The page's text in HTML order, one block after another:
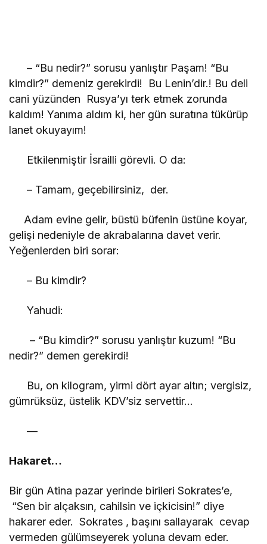
– “Bu nedir?” sorusu yanlıştır Paşam! “Bu
kimdir?” demeniz gerekirdi! Bu Lenin’dir.! Bu deli
cani yüzünden Rusya’yı terk etmek zorunda
kaldım! Yanıma aldım ki, her gün suratına tükürüp
lanet okuyayım!
Etkilenmiştir İsrailli görevli. O da:
– Tamam, geçebilirsiniz, der.
Adam evine gelir, büstü büfenin üstüne koyar,
gelişi nedeniyle de akrabalarına davet verir.
Yeğenlerden biri sorar:
– Bu kimdir?
Yahudi:
– “Bu kimdir?” sorusu yanlıştır kuzum! “Bu
nedir?” demen gerekirdi!
Bu, on kilogram, yirmi dört ayar altın; vergisiz,
gümrüksüz, üstelik KDV’siz servettir…
—
Hakaret…
Bir gün Atina pazar yerinde birileri Sokrates’e,
“Sen bir alçaksın, cahilsin ve içkicisin!” diye
hakarer eder. Sokrates , başını sallayarak cevap
vermeden gülümseyerek yoluna devam eder.